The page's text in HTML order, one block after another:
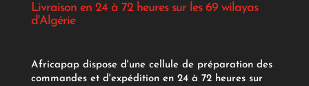
Livraison en 24 à 72 heures sur les 69 wilayas
d'Algérie
Africapap dispose d'une cellule de préparation des
commandes et d'expédition en 24 à 72 heures sur